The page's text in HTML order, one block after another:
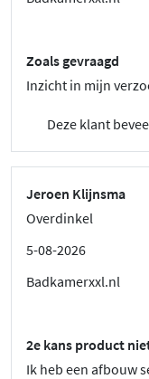
Zoals gevraagd
Inzicht in mijn
Deze klant
Jeroen Klijnsma
Overdinkel
5-08-2026
Badkamerxxl.nl
2e kans product
Ik heb een afbouw